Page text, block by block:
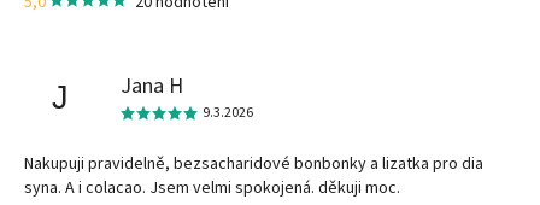
J Jana H
9.3.2026
Nakupuji pravidelně, bezsacharidové bonbonky a lizatka pro dia
syna. A i colacao. Jsem velmi spokojená. děkuji moc.